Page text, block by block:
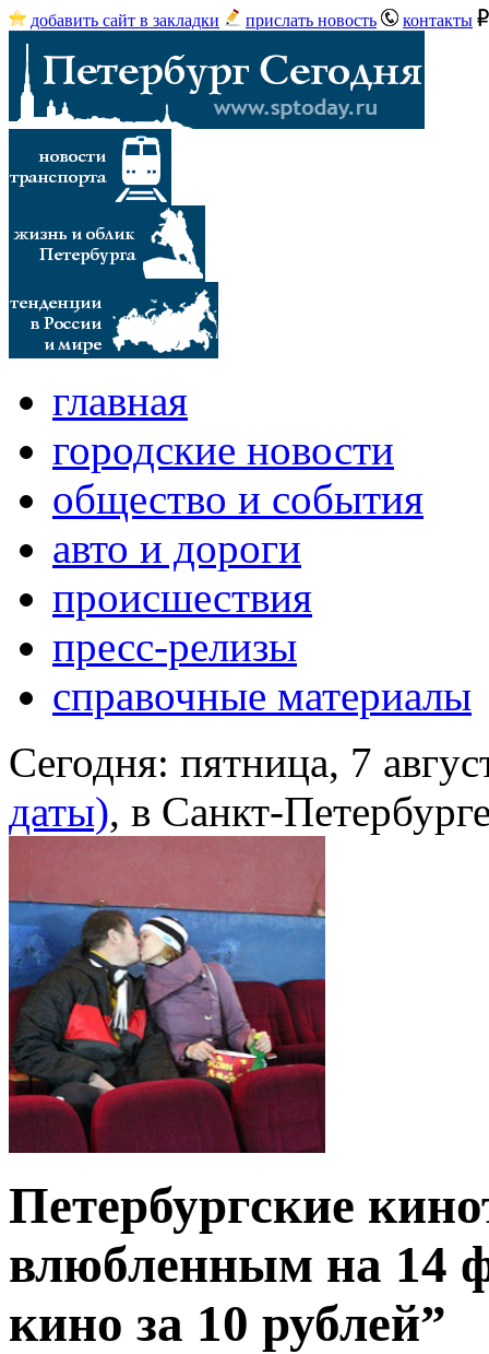
добавить сайт в закладки прислать новость контакты
главная
городские новости
общество и события
авто и дороги
происшествия
пресс-релизы
справочные материалы
Сегодня: пятница, 7
даты), в Санкт-
Петербургские
влюбленным на 14
кино за 10 рублей”